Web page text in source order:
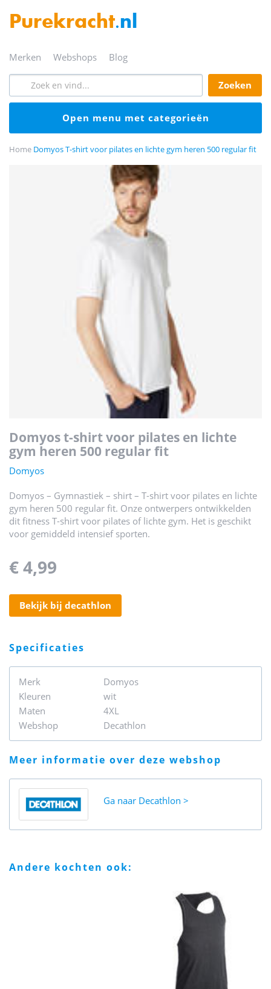
Purekracht.nl
merken webshops blog
zoeken
open menu met categorieën
Home Domyos T-shirt voor pilates en lichte gym heren 500 regular fit
domyos t-shirt voor pilates en lichte
gym heren 500 regular fit
Domyos
Domyos – Gymnastiek – shirt – T-shirt voor pilates en lichte
gym heren 500 regular fit. Onze ontwerpers ontwikkelden
dit fitness T-shirt voor pilates of lichte gym. Het is geschikt
voor gemiddeld intensief sporten.
€ 4,99
bekijk bij decathlon
specificaties
Merk
Domyos
Kleuren
wit
Maten
4XL
Webshop
Decathlon
meer informatie over deze webshop
Ga naar Decathlon
andere kochten ook: